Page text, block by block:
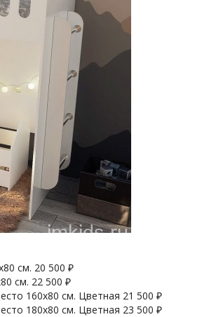
см. 20 500 ₽
см. 22 500 ₽
160х80 см. Цветная 21 500 ₽
180х80 см. Цветная 23 500 ₽